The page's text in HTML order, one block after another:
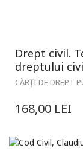
Drept civil.
dreptului
CĂRȚI DE DREPT
168,00 LEI